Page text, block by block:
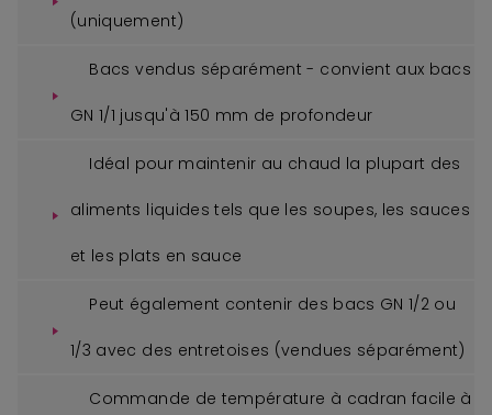
(uniquement)
Bacs vendus séparément - convient aux bacs
GN 1/1 jusqu'à 150 mm de profondeur
Idéal pour maintenir au chaud la plupart des
aliments liquides tels que les soupes, les sauces
et les plats en sauce
Peut également contenir des bacs GN 1/2 ou
1/3 avec des entretoises (vendues séparément)
Commande de température à cadran facile à